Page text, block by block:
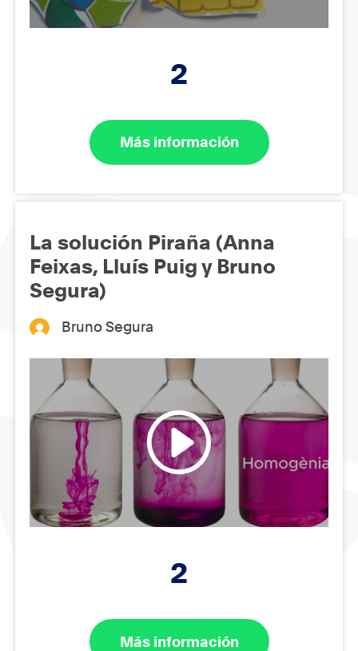
2
Más información
La solución Piraña (Anna
Feixas, Lluís Puig y Bruno
Segura)
Bruno Segura
2
Más información